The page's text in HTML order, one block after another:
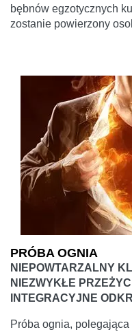
bębnów egzotycznych
zostanie powierzony
PRÓBA OGNIA
NIEPOWTARZALNY
NIEZWYKŁE
INTEGRACYJNE
Próba ognia,